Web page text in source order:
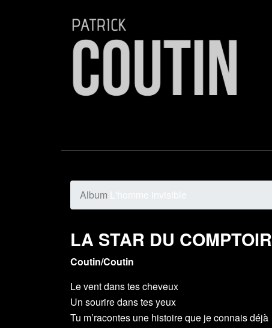
Album
LA STAR DU COMPTOIR
Coutin/Coutin
Le vent dans tes cheveux
Un sourire dans tes yeux
Tu m’racontes une histoire que je connais déjà